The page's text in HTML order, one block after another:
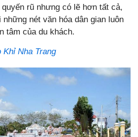
rũ nhưng có lẽ hơn tất cả,
nét văn hóa dân gian luôn
tâm của du khách.
Khỉ Nha Trang